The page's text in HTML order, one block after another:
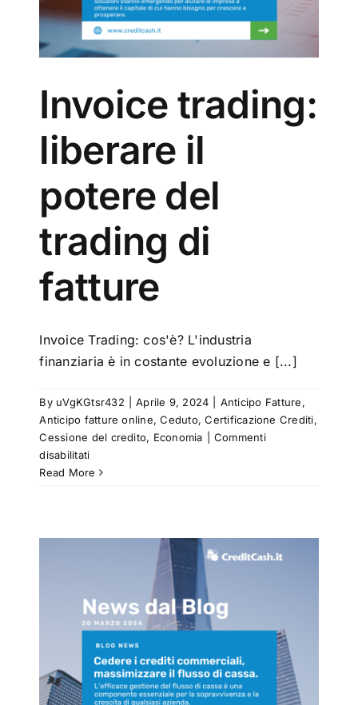
Invoice trading:
liberare il
potere del
trading di
fatture
Invoice Trading: cos'è? L'industria
finanziaria è in costante evoluzione e [...]
By uVgKGtsr432 Aprile 9, 2024 Anticipo Fatture,
Anticipo fatture online,Ceduto,Certificazione Crediti,
Cessione del credito, Economia
Commenti
disabilitatisu
Invoice
potere
fatture
Read More